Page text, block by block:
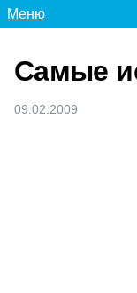
Меню
Самые
09.02.2009